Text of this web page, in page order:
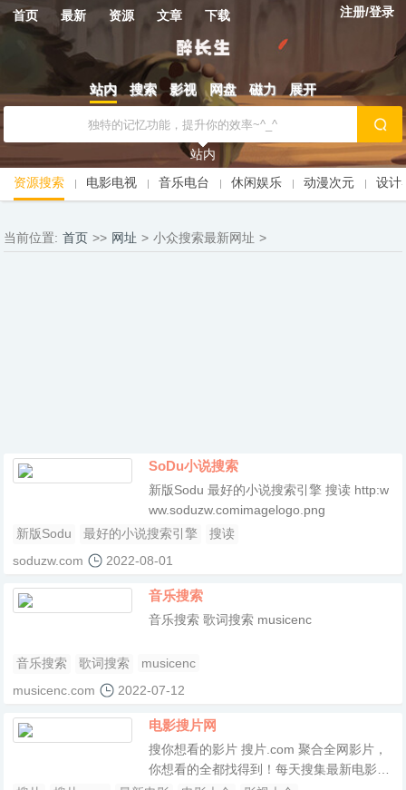
首页 最新 资源 文章 下载 注册/登录
站内 搜索 影视 网盘 磁力 展开
站内
资源搜索
电影电视 音乐电台 休闲娱乐 动漫次元 设计
当前位置: 首页 >> 网址 > 小众搜索最新网址 >
SoDu小说搜索
新版Sodu 最好的小说搜索引擎 搜读 http:w
ww.soduzw.comimagelogo.png
新版Sodu
最好的小说搜索引擎
搜读
soduzw.com
2022-08-01
音乐搜索
音乐搜索 歌词搜索 musicenc
音乐搜索 歌词搜索
musicenc
musicenc.com
2022-07-12
电影搜片网
搜你想看的影片 搜片.com 聚合全网影片，
你想看的全都找得到！每天搜集最新电影、